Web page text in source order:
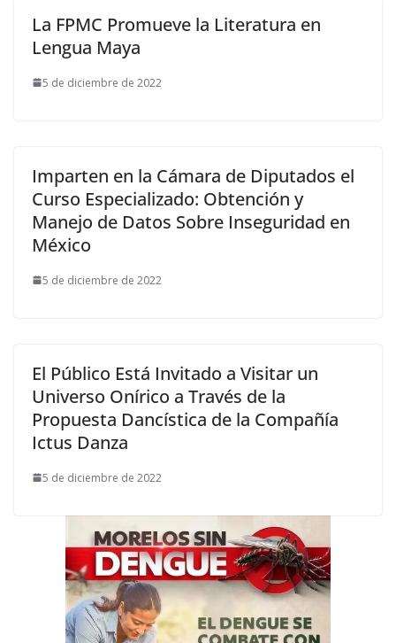
La FPMC Promueve la Literatura en
Lengua Maya
5 de diciembre de 2022
Imparten en la Cámara de Diputados el
Curso Especializado: Obtención y
Manejo de Datos Sobre Inseguridad en
México
5 de diciembre de 2022
El Público Está Invitado a Visitar un
Universo Onírico a Través de la
Propuesta Dancística de la Compañía
Ictus Danza
5 de diciembre de 2022